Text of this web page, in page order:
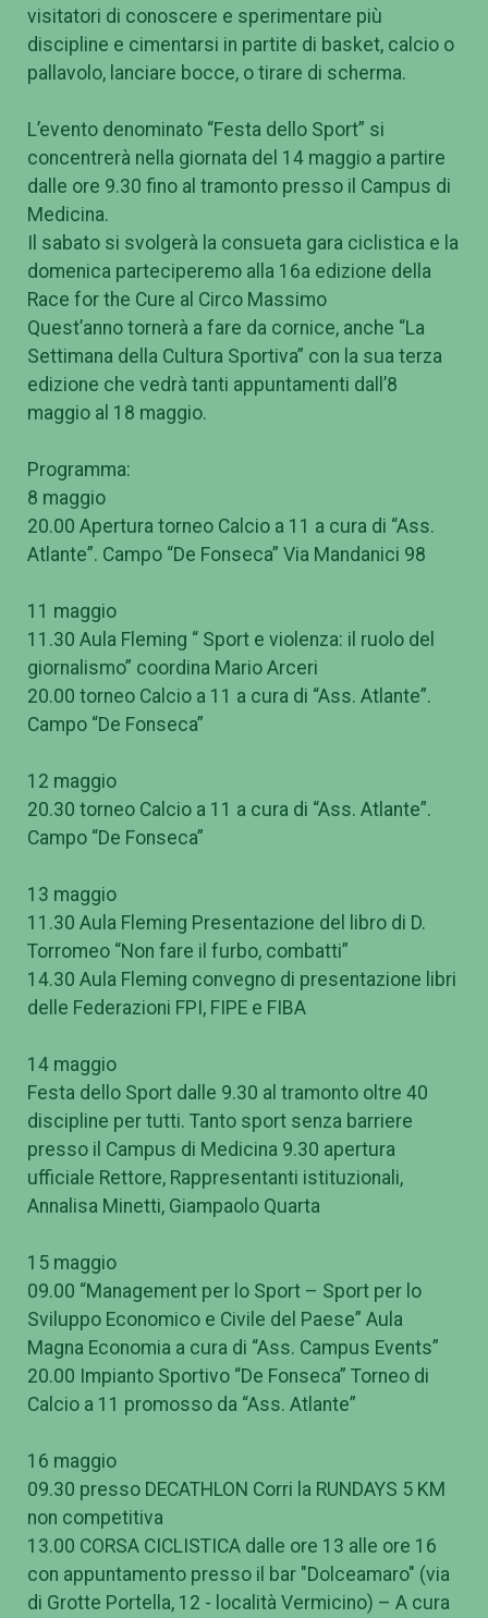
visitatori di conoscere e sperimentare più
discipline e cimentarsi in partite di basket, calcio o
pallavolo, lanciare bocce, o tirare di scherma.
L’evento denominato “Festa dello Sport” si
concentrerà nella giornata del 14 maggio a partire
dalle ore 9.30 fino al tramonto presso il Campus di
Medicina.
Il sabato si svolgerà la consueta gara ciclistica e la
domenica parteciperemo alla 16a edizione della
Race for the Cure al Circo Massimo
Quest’anno tornerà a fare da cornice, anche “La
Settimana della Cultura Sportiva” con la sua terza
edizione che vedrà tanti appuntamenti dall’8
maggio al 18 maggio.
Programma:
8 maggio
20.00 Apertura torneo Calcio a 11 a cura di “Ass.
Atlante”. Campo “De Fonseca” Via Mandanici 98
11 maggio
11.30 Aula Fleming “ Sport e violenza: il ruolo del
giornalismo” coordina Mario Arceri
20.00 torneo Calcio a 11 a cura di “Ass. Atlante”.
Campo “De Fonseca”
12 maggio
20.30 torneo Calcio a 11 a cura di “Ass. Atlante”.
Campo “De Fonseca”
13 maggio
11.30 Aula Fleming Presentazione del libro di D.
Torromeo “Non fare il furbo, combatti”
14.30 Aula Fleming convegno di presentazione libri
delle Federazioni FPI, FIPE e FIBA
14 maggio
Festa dello Sport dalle 9.30 al tramonto oltre 40
discipline per tutti. Tanto sport senza barriere
presso il Campus di Medicina 9.30 apertura
ufficiale Rettore, Rappresentanti istituzionali,
Annalisa Minetti, Giampaolo Quarta
15 maggio
09.00 “Management per lo Sport – Sport per lo
Sviluppo Economico e Civile del Paese” Aula
Magna Economia a cura di “Ass. Campus Events”
20.00 Impianto Sportivo “De Fonseca” Torneo di
Calcio a 11 promosso da “Ass. Atlante”
16 maggio
09.30 presso DECATHLON Corri la RUNDAYS 5 KM
non competitiva
13.00 CORSA CICLISTICA dalle ore 13 alle ore 16
con appuntamento presso il bar "Dolceamaro" (via
di Grotte Portella, 12 - località Vermicino) – A cura